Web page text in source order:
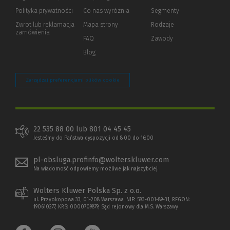
Polityka prywatności (Nowe
(Link
innej
Zwrot lub reklamacja
zamówienia
strony)
Co nas wyróżnia
Mapa strony
FAQ
Blog
Segmenty
Rodzaje
Zawody
Zarządzaj preferencjami plików cookie
22 535 88 00 lub 801 04 45 45
Jesteśmy do Państwa dyspozycji od 8:00 do 16:00
pl-obsluga.profinfo@wolterskluwer.com
Na wiadomość odpowiemy możliwe jak najszybciej.
Wolters Kluwer Polska Sp. z o.o.
ul. Przyokopowa 33, 01-208 Warszawa; NIP: 583-001-89-31, REGON:
190610277, KRS: 0000709879, Sąd rejonowy dla M.S. Warszawy